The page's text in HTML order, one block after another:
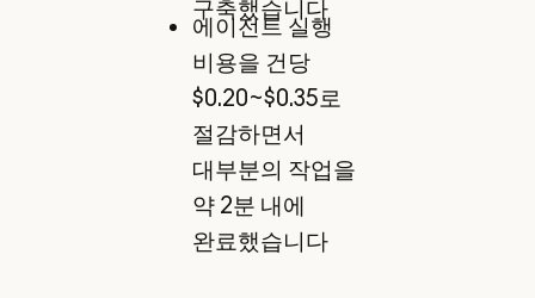
구축했습니다
에이전트 실행
비용을 건당
$0.20~$0.35로
절감하면서
대부분의 작업을
약 2분 내에
완료했습니다